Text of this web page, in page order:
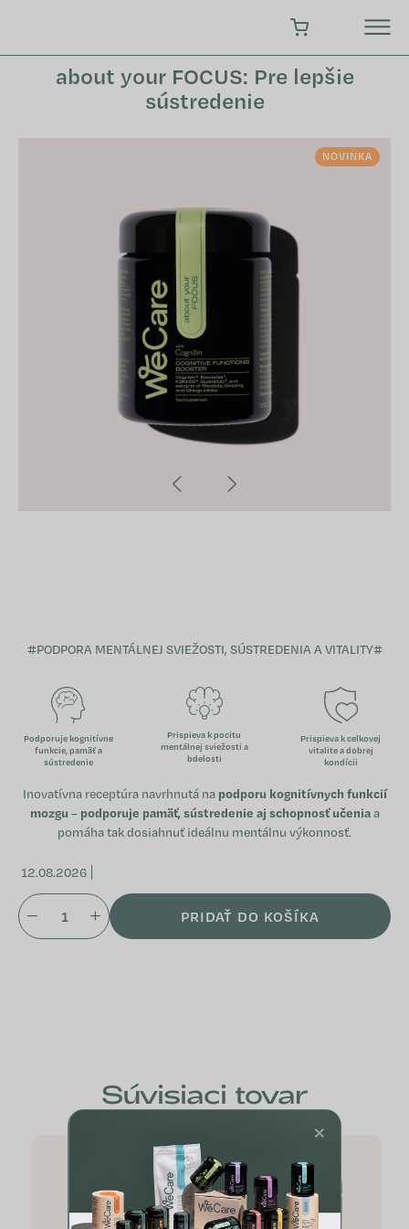
obsah
NÁKUPNÝ KOŠÍK
#PODPORA MENTÁLNEJ SVIEŽOSTI, SÚSTREDENIA A VITALITY#
Podporuje kognitívne
funkcie, pamäť a
sústredenie
Prispieva k pocitu
mentálnej sviežosti a
bdelosti
Prispieva k celkovej
vitalite a dobrej
kondícii
Inovatívna receptúra navrhnutá na podporu kognitívnych funkcií
mozgu – podporuje pamäť, sústredenie aj schopnosť učeniaa
pomáha tak dosiahnuť ideálnu mentálnu výkonnosť.
12.08.2026
PRIDAŤ DO KOŠÍKA
about your FOCUS: Pre lepšie
sústredenie
NOVINKA
Súvisiaci tovar
×